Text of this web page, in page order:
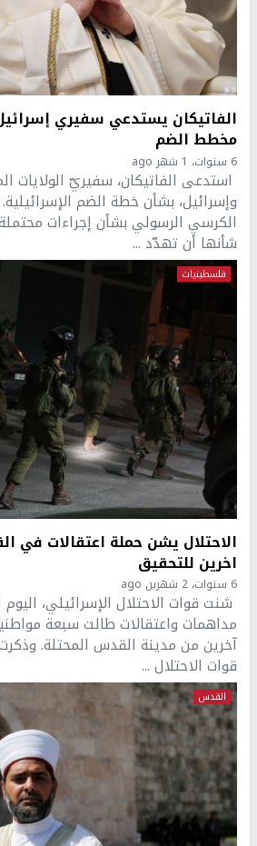
الفاتيكان يستدعي سفيري
مخطط الضم
6 سنوات، 1 شهر ago
استدعى الفاتيكان، سفيريّ الولايات
وإسرائيل، بشأن خطة الضم
الكرسي الرسولي بشأن إجراءات
شأنها أن تهدّد ...
فلسطينيات
الاحتلال يشن حملة اعتقالات
اخرين للتحقيق
6 سنوات، 2 شهرين ago
شنت قوات الاحتلال الإسرائيلي، اليوم
مداهمات واعتقالات طالت سبعة
آخرين من مدينة القدس المحتلة.
قوات الاحتلال ...
القدس